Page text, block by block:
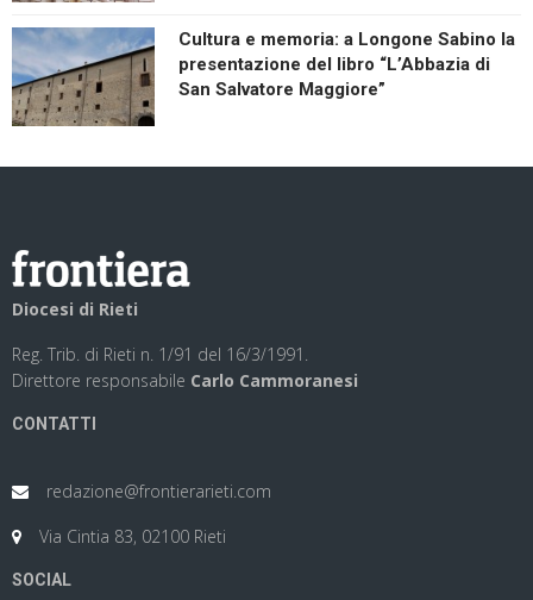
Cultura e memoria: a Longone Sabino la
presentazione del libro “L’Abbazia di
San Salvatore Maggiore”
Diocesi di Rieti
Reg. Trib. di Rieti n. 1/91 del 16/3/1991.
Direttore responsabile Carlo Cammoranesi
CONTATTI
redazione@frontierarieti.com
Via Cintia 83, 02100 Rieti
SOCIAL